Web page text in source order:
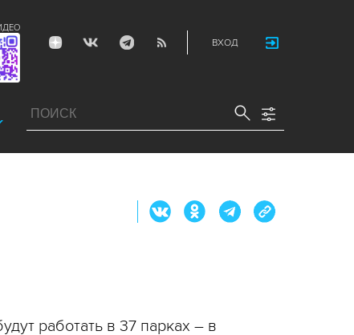
ВХОД
работать в 37 парках – в